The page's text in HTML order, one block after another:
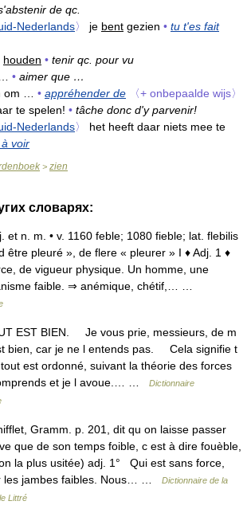
de qc.
Nederlands〉 je bent gezien • tu t'es fait
houden • tenir qc. pour vu
• aimer que …
om … • appréhender de
〈+ onbepaalde wijs〉
te spelen! • tâche donc d'y parvenir!
Nederlands〉
het heeft daar niets mee te
voir
> zien
словарях:
et n. m. • v. 1160 feble; 1080 fieble; lat. flebilis
être pleuré », de flere « pleurer » I ♦ Adj. 1 ♦
de vigueur physique. Un homme, une
faible. ⇒ anémique, chétif,… …
EST BIEN. Je vous prie, messieurs, de m
bien, car je ne l entends pas. Cela signifie t
est ordonné, suivant la théorie des forces
et je l avoue.… …
Dictionnaire
Gramm. p. 201, dit qu on laisse passer
que de son temps foible, c est à dire fouèble,
la plus usitée) adj. 1° Qui est sans force,
les jambes faibles. Nous… …
Dictionnaire de la
Littré